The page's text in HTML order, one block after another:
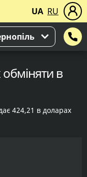
UA RU
в
424,21 в доларах